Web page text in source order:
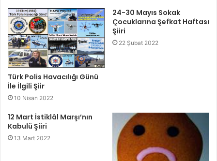
Türk Polis Havacılığı Günü
İle İlgili Şiir
10 Nisan 2022
24-30 Mayıs Sokak
Çocuklarına Şefkat Haftası
Şiiri
22 Şubat 2022
12 Mart İstiklâl Marşı’nın
Kabulü Şiiri
13 Mart 2022